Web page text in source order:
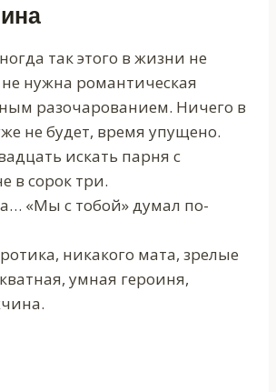
так этого в жизни не
нужна романтическая
разочарованием. Ничего в
не будет, время упущено.
искать парня с
в сорок три.
«Мы с тобой» думал по-
никакого мата, зрелые
умная героиня,